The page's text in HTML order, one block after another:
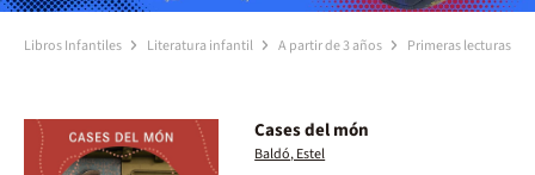
Libros Infantiles Literatura infantil A partir de 3 años Primeras lecturas
Cases del món
Baldó, Estel